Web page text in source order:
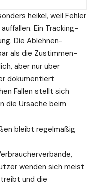
heikel, weil Fehler
Ein Tracking-
Die Ablehnen-
als die Zustimmen-
aber nur über
dokumentiert
Fällen stellt sich
die Ursache beim
bleibt regelmäßig
wenden sich meist
und die